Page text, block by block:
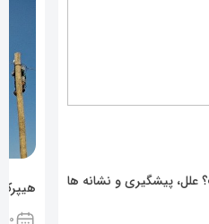
علل، پیشگیری و نشانه ها
1170